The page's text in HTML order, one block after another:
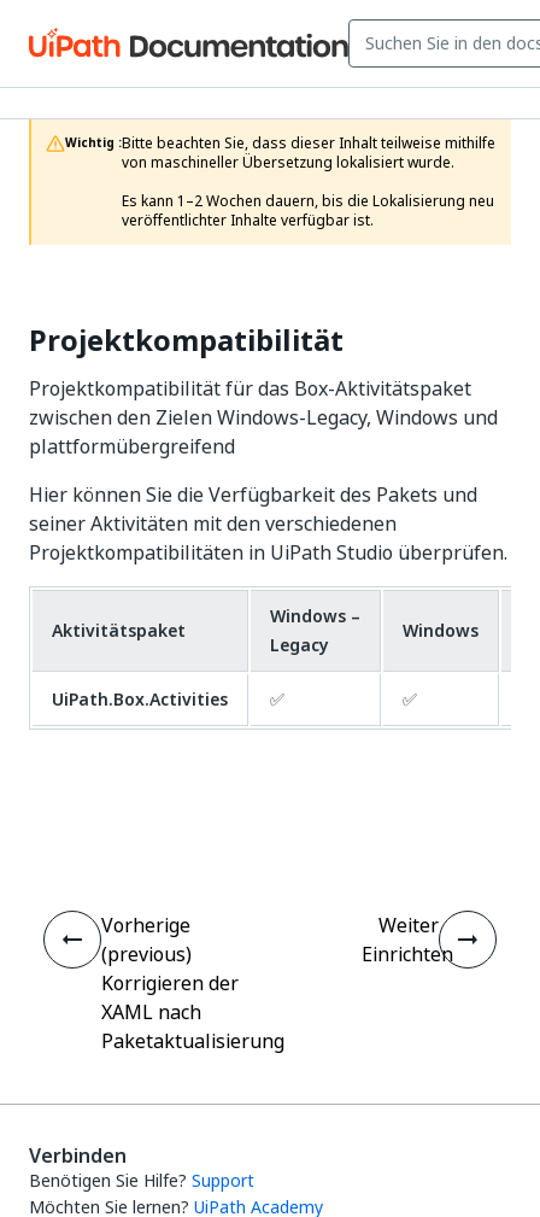
Wichtig :Bitte beachten Sie, dass dieser Inhalt teilweise mithilfe
von maschineller Übersetzung lokalisiert wurde.
Es kann 1–2 Wochen dauern, bis die Lokalisierung neu
veröffentlichter Inhalte verfügbar ist.
Projektkompatibilität
Projektkompatibilität für das Box-Aktivitätspaket
zwischen den Zielen Windows-Legacy, Windows und
plattformübergreifend
Hier können Sie die Verfügbarkeit des Pakets und
seiner Aktivitäten mit den verschiedenen
Projektkompatibilitäten in UiPath Studio überprüfen.
Aktivitätspaket
Windows –
Legacy
Windows
UiPath.Box.Activities ✅ ✅
Vorherige
(previous)
Korrigieren der
XAML nach
Paketaktualisierung
Weiter
Einrichten
Verbinden
Benötigen Sie Hilfe? Support
Möchten Sie lernen? UiPath Academy